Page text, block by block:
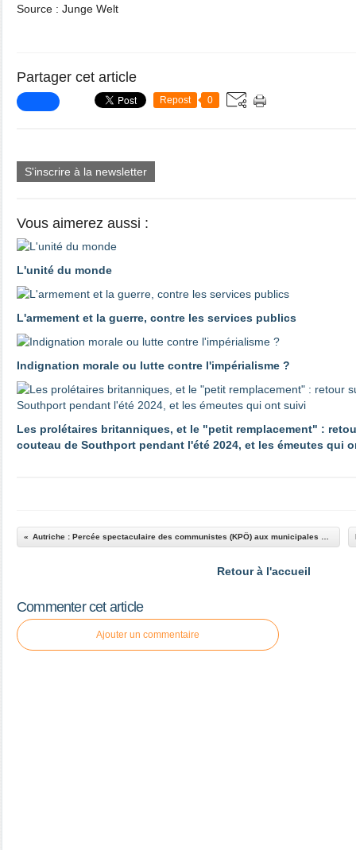
Source : Junge Welt
Partager cet article
Repost 0
S'inscrire à la newsletter
Vous aimerez aussi :
L'unité du monde
L'armement et la guerre, contre les services publics
Indignation morale ou lutte contre l'impérialisme ?
Les prolétaires britanniques, et le "petit remplacement" :
couteau de Southport pendant l'été 2024, et les émeutes qui
Retour à l'accueil
Commenter cet article
Ajouter un commentaire